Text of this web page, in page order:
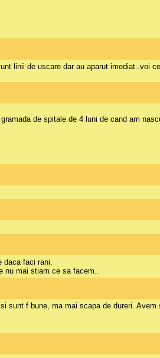
linii de uscare dar au aparut imediat..voi
de spitale de 4 luni de cand am
daca faci rani.
nu mai stiam ce sa facem..
f bune, ma mai scapa de dureri.